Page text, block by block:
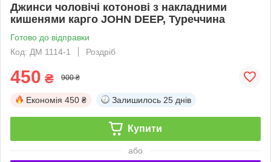
Джинси чоловічі котонові з накладними
кишенями карго JOHN DEEP, Туреччина
Готово до відправки
Код: ДМ 1114-1
Роздріб
450 ₴ 900 ₴
Економія 450 ₴ Залишилось 25 днів
Купити
або